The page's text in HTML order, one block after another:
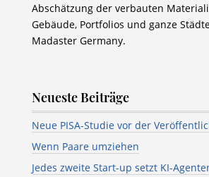
Abschätzung der verbauten
Gebäude, Portfolios und ganze
Madaster Germany.
Neueste Beiträge
Neue PISA-Studie vor der
Wenn Paare umziehen
Jedes zweite Start-up setzt KI-